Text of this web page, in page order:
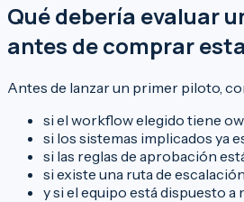
Qué debería evaluar
antes de comprar
Antes de lanzar un primer piloto,
si el workflow elegido tiene
si los sistemas implicados ya
si las reglas de aprobación
si existe una ruta de
y si el equipo está dispuesto